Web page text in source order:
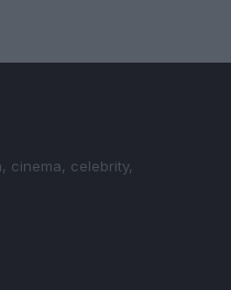
cinema, celebrity,